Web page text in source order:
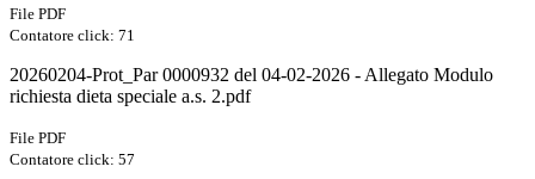
File PDF
Contatore click: 71
20260204-Prot_Par 0000932 del 04-02-2026 - Allegato Modulo
richiesta dieta speciale a.s. 2.pdf
File PDF
Contatore click: 57